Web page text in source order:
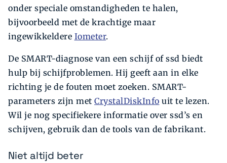
onder speciale omstandigheden te halen,
bijvoorbeeld met de krachtige maar
ingewikkeldere Iometer.
De SMART-diagnose van een schijf of ssd biedt
hulp bij schijfproblemen. Hij geeft aan in elke
richting je de fouten moet zoeken. SMART-
parameters zijn met CrystalDiskInfo uit te lezen.
Wil je nog specifiekere informatie over ssd’s en
schijven, gebruik dan de tools van de fabrikant.
Niet altijd beter